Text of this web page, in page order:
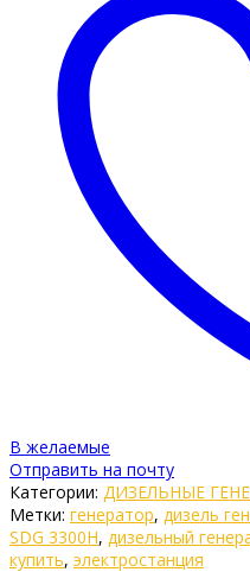
В желаемые
Отправить на почту
Категории: ДИЗЕЛЬНЫЕ
Метки: генератор, дизель
SDG 3300H, дизельный
купить, электростанция